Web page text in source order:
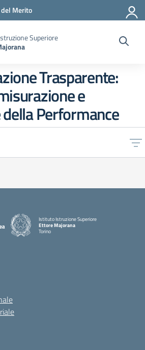
Merito
Superiore
Trasparente:
e
Performance
Istituto Istruzione Superiore
Ettore Majorana
Torino